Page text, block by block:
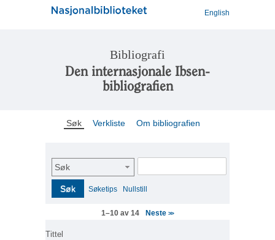
English
Bibliografi
Den internasjonale Ibsen-
bibliografien
Søk Verkliste Om bibliografien
Søk
Søk Søketips Nullstill
1–10 av 14 Neste>>
Tittel